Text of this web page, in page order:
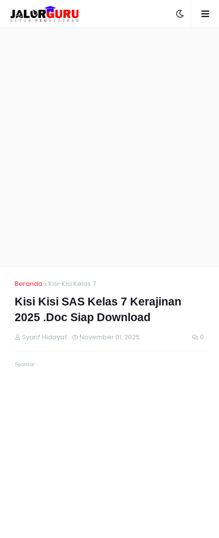
Beranda Kisi-Kisi Kelas 7
Kisi Kisi SAS Kelas 7 Kerajinan
2025 .Doc Siap Download
Syarif Hidayat November 01, 2025 0
Sponsor